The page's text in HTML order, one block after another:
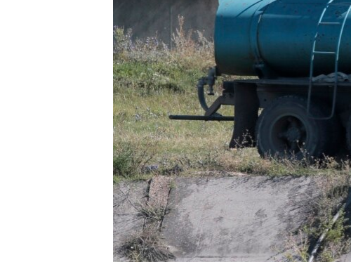
КРЫМ.НЕПОКОРЕННЫЙ
УКРАИНСКАЯ ПРОБЛЕМА КРЫМА